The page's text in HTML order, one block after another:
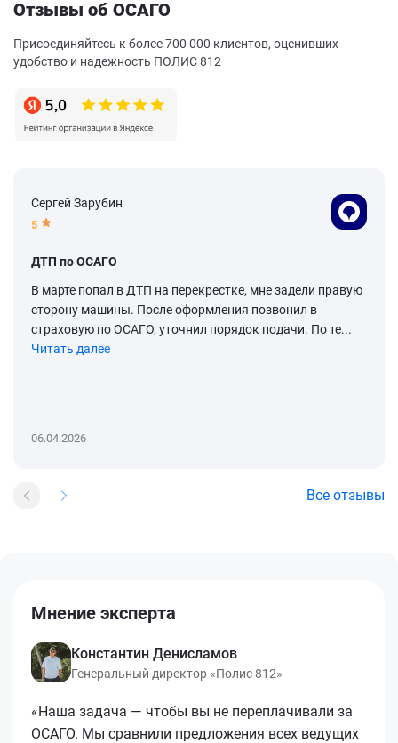
Отзывы об ОСАГО
Присоединяйтесь к более 700 000 клиентов, оценивших
удобство и надежность ПОЛИС 812
Сергей Зарубин
5
ДТП по ОСАГО
В марте попал в ДТП на перекрестке, мне задели правую
сторону машины. После оформления позвонил в
страховую по ОСАГО, уточнил порядок подачи. По те...
Читать далее
06.04.2026
Все отзывы
Мнение эксперта
Константин Денисламов
Генеральный директор «Полис 812»
«Наша задача — чтобы вы не переплачивали за
ОСАГО. Мы сравнили предложения всех ведущих